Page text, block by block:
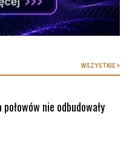
WSZYSTKIE
nie odbudowały